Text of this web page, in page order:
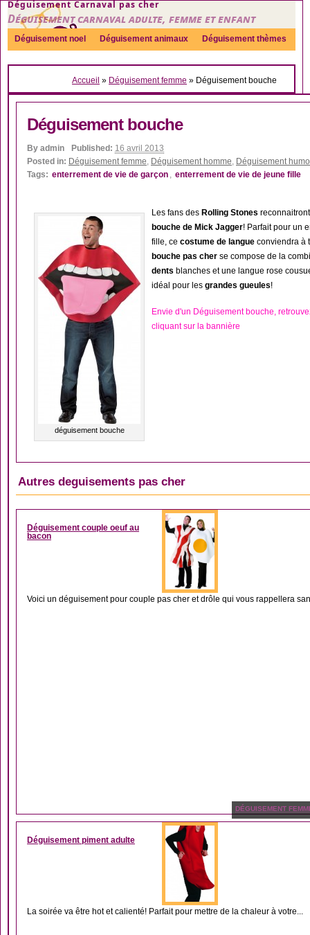
Déguisement Carnaval pas cher
Déguisement carnaval adulte, femme et enfant
Déguisement noel Déguisement animaux Déguisement thèmes
Sexy Déguisement couple Déguisements par genre Idées
Accueil » Déguisement femme » Déguisement bouche
Déguisement bouche
By admin Published: 16 avril 2013
Posted in: Déguisement femme, Déguisement homme, Déguisement
Tags: enterrement de vie de garçon , enterrement de vie de jeune fille
déguisement bouche
Les fans des Rolling Stones
bouche de Mick Jagger! Parfait pour un
fille, ce costume de langue conviendra à
bouche pas cher se compose de la
dents blanches et une langue rose
idéal pour les grandes gueules!
Envie d'un Déguisement bouche,
cliquant sur la bannière
Autres deguisements pas cher
DÉGUISEMENT
Déguisement couple oeuf au
bacon
Voici un déguisement pour couple pas cher et drôle qui vous rappellera
DÉGUISEMENT
Déguisement piment adulte
La soirée va être hot et calienté! Parfait pour mettre de la chaleur à votre...